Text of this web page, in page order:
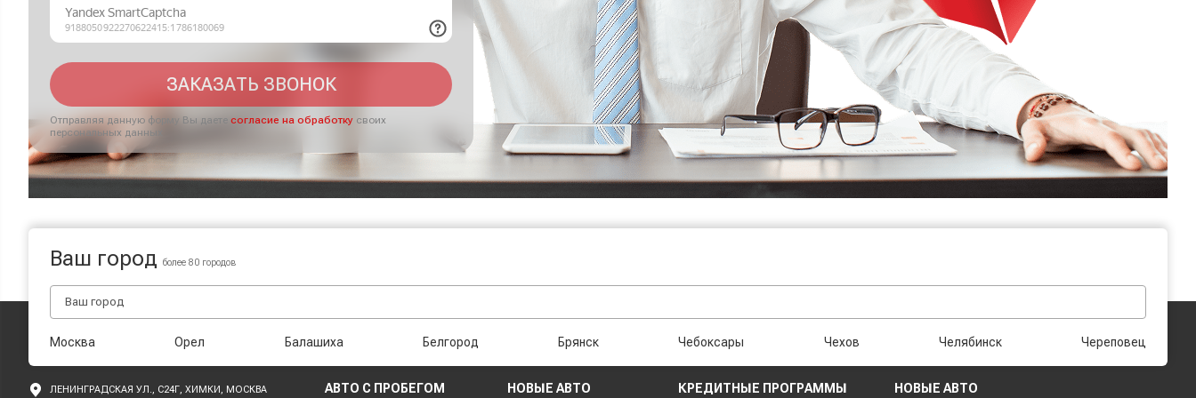
ЗАКАЗАТЬ ЗВОНОК
Отправляя данную форму Вы даете согласие на обработку своих
персональных данных
Ваш город более 80 городов
Москва Орел Балашиха Белгород Брянск Чебоксары Чехов Челябинск Череповец
ЛЕНИНГРАДСКАЯ УЛ., С24Г, ХИМКИ, МОСКВА АВТО С ПРОБЕГОМ НОВЫЕ АВТО КРЕДИТНЫЕ ПРОГРАММЫ НОВЫЕ АВТО